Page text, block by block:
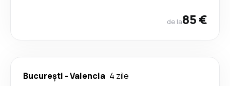
de la85 €
București -Valencia 4 zile